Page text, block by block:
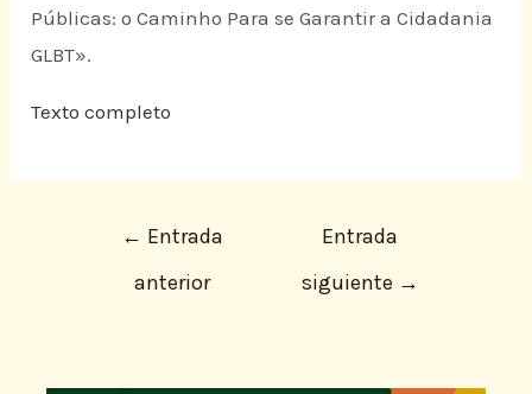
Públicas: o Caminho Para se Garantir a Cidadania
GLBT».
Texto completo
← Entrada
anterior
Entrada
siguiente →